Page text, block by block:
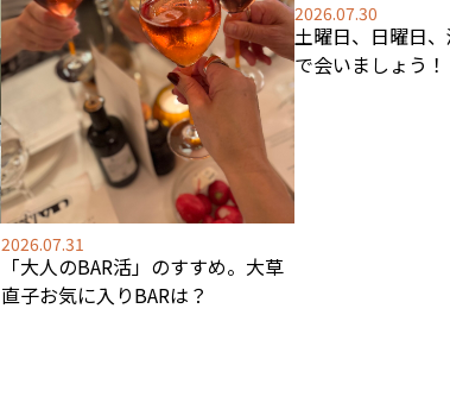
2026.07.31
「大人のBAR活」のすすめ。大草
直子お気に入りBARは？
2026.07.30
土曜日、日曜日
で会いましょう！